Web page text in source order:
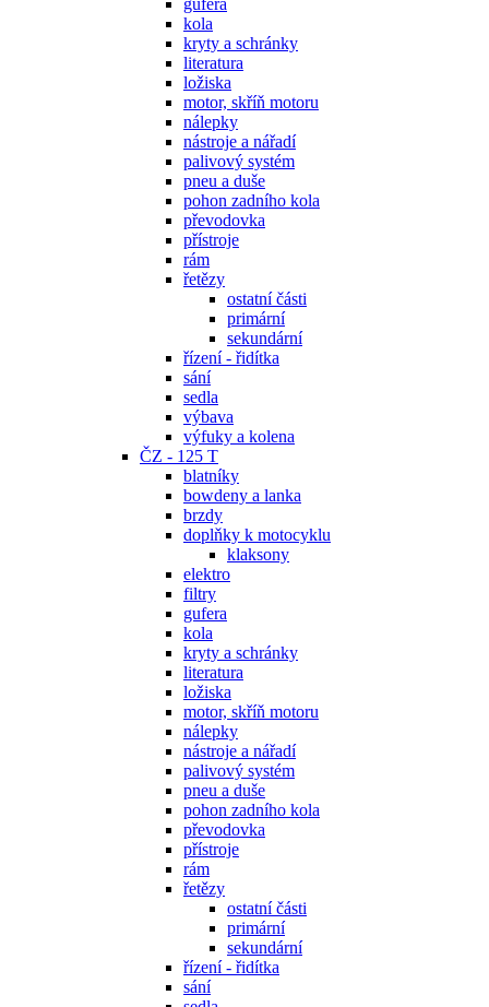
kola
kryty a schránky
literatura
ložiska
motor, skříň motoru
nálepky
nástroje a nářadí
palivový systém
pneu a duše
pohon zadního kola
převodovka
přístroje
rám
řetězy
ostatní části
primární
sekundární
řízení - řidítka
sání
sedla
výbava
výfuky a kolena
ČZ - 125 T
blatníky
bowdeny a lanka
brzdy
doplňky k motocyklu
klaksony
elektro
filtry
gufera
kola
kryty a schránky
literatura
ložiska
motor, skříň motoru
nálepky
nástroje a nářadí
palivový systém
pneu a duše
pohon zadního kola
převodovka
přístroje
rám
řetězy
ostatní části
primární
sekundární
řízení - řidítka
sání